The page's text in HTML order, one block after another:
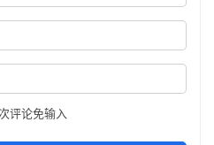
评论免输入